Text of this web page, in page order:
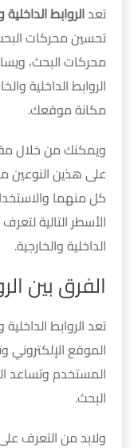
تعدالروابط الداخلية
محركات البحث،
الروابط الداخلية
مكانة موقعك.
ويمكنك من خلال
على هذين النوعين
كل منهما
الأسطر التالية
الداخلية والخارجية.
الفرق بين
تعد الروابط
الموقع
المستخدم وتساعد
البحث.
ولابد من التعرف